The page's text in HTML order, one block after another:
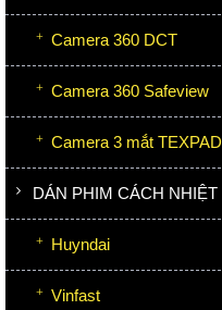
Camera 360 DCT
Camera 360 Safeview
Camera 3 mắt TEXPAD
DÁN PHIM CÁCH NHIỆT
Huyndai
Vinfast